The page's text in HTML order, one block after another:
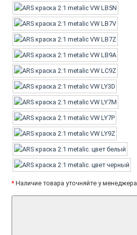
* Наличие товара уточняйте у менеджера